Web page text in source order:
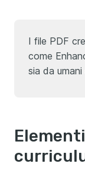
I file PDF
come
sia da